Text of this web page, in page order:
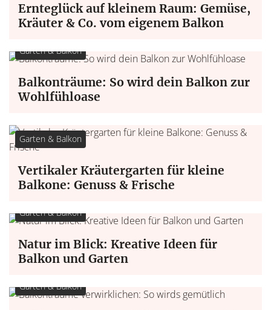
Ernteglück auf kleinem Raum: Gemüse,
Kräuter & Co. vom eigenem Balkon
Garten & Balkon
Balkonträume: So wird dein Balkon zur
Wohlfühloase
Garten & Balkon
Vertikaler Kräutergarten für kleine
Balkone: Genuss & Frische
Garten & Balkon
Natur im Blick: Kreative Ideen für
Balkon und Garten
Garten & Balkon